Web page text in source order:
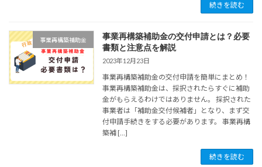
続きを読む
事業再構築補助金
事業再構築補助金の交付申請とは？必要
書類と注意点を解説
2023年12月23日
事業再構築補助金の交付申請を簡単にまとめ！
事業再構築補助金は、採択されたらすぐに補助
金がもらえるわけではありません。 採択された
事業者は「補助金交付候補者」となり、まず交
付申請手続きをする必要があります。 事業再構
築補 […]
続きを読む